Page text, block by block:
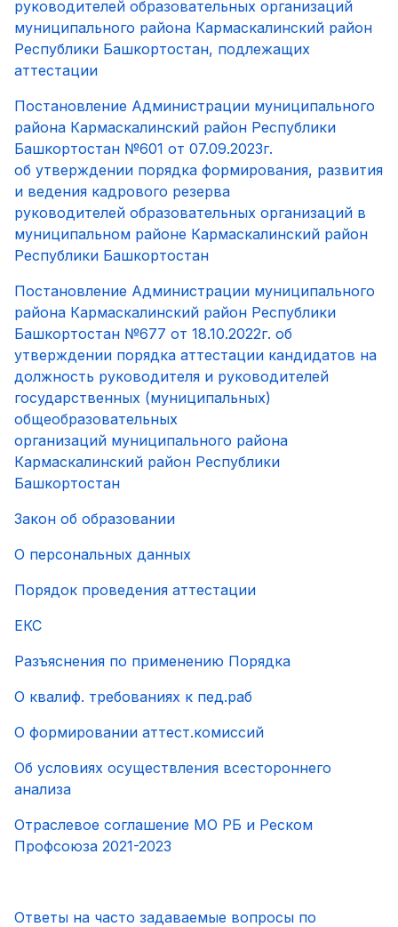
руководителей образовательных организаций
муниципального района Кармаскалинский район
Республики Башкортостан, подлежащих
аттестации
Постановление Администрации муниципального
района Кармаскалинский район Республики
Башкортостан №601 от 07.09.2023г.
об утверждении порядка формирования, развития
и ведения кадрового резерва
руководителей образовательных организаций в
муниципальном районе Кармаскалинский район
Республики Башкортостан
Постановление Администрации муниципального
района Кармаскалинский район Республики
Башкортостан №677 от 18.10.2022г. об
утверждении порядка аттестации кандидатов на
должность руководителя и руководителей
государственных (муниципальных)
общеобразовательных
организаций муниципального района
Кармаскалинский район Республики
Башкортостан
Закон об образовании
О персональных данных
Порядок проведения аттестации
ЕКС
Разъяснения по применению Порядка
О квалиф. требованиях к пед.раб
О формировании аттест.комиссий
Об условиях осуществления всестороннего
анализа
Отраслевое соглашение МО РБ и Реском
Профсоюза 2021-2023
Ответы на часто задаваемые вопросы по